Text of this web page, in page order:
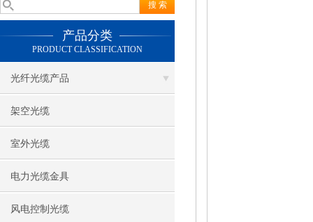
产品分类
PRODUCT CLASSIFICATION
光纤光缆产品
架空光缆
室外光缆
电力光缆金具
风电控制光缆